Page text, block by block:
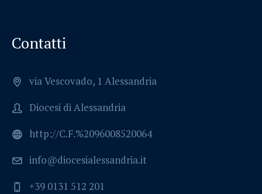
Contatti
via Vescovado, 1 Alessandria
Diocesi di Alessandria
http://C.F.%2096008520064
info@diocesialessandria.it
+39 0131 512 201